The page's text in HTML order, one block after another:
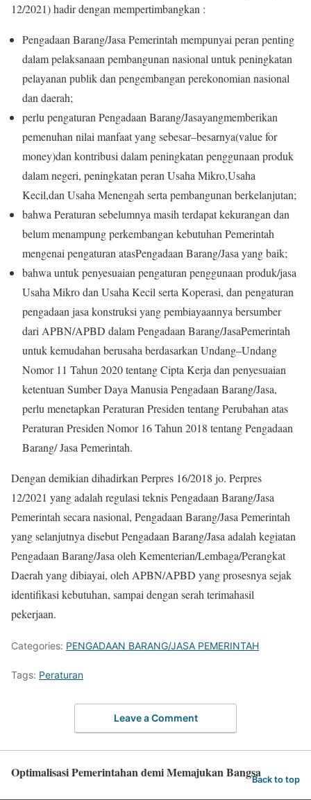
12/2021) hadir dengan mempertimbangkan :
Pengadaan Barang/Jasa Pemerintah mempunyai peran penting
dalam pelaksanaan pembangunan nasional untuk peningkatan
pelayanan publik dan pengembangan perekonomian nasional
dan daerah;
perlu pengaturan Pengadaan Barang/Jasayangmemberikan
pemenuhan nilai manfaat yang sebesar–besarnya(value for
money)dan kontribusi dalam peningkatan penggunaan produk
dalam negeri, peningkatan peran Usaha Mikro,Usaha
Kecil,dan Usaha Menengah serta pembangunan berkelanjutan;
bahwa Peraturan sebelumnya masih terdapatkekurangan dan
belum menampung perkembangan kebutuhan Pemerintah
mengenai pengaturan atasPengadaan Barang/Jasa yang baik;
bahwa untuk penyesuaian pengaturan penggunaan produk/jasa
Usaha Mikro dan Usaha Kecil serta Koperasi, dan pengaturan
pengadaan jasa konstruksi yang pembiayaannya bersumber
dari APBN/APBD dalamPengadaan Barang/JasaPemerintah
untuk kemudahan berusaha berdasarkan Undang–Undang
Nomor 11 Tahun 2020 tentang Cipta Kerja dan penyesuaian
ketentuan Sumber Daya Manusia Pengadaan Barang/Jasa,
perlu menetapkan Peraturan Presiden tentang Perubahan atas
Peraturan Presiden Nomor 16 Tahun 2018 tentangPengadaan
Barang/ Jasa Pemerintah.
Dengan demikian dihadirkan Perpres 16/2018 jo. Perpres
12/2021 yang adalah regulasi teknis Pengadaan Barang/Jasa
Pemerintah secara nasional, Pengadaan Barang/Jasa Pemerintah
yang selanjutnya disebutPengadaan Barang/Jasa adalah kegiatan
Pengadaan Barang/Jasa oleh Kementerian/Lembaga/Perangkat
Daerah yang dibiayai, oleh APBN/APBD yang prosesnya sejak
identifikasi kebutuhan, sampai dengan serah terimahasil
pekerjaan.
Categories: PENGADAAN BARANG/JASA PEMERINTAH
Tags: Peraturan
Leave a Comment
Optimalisasi Pemerintahan demi Memajukan BangsaBack to top